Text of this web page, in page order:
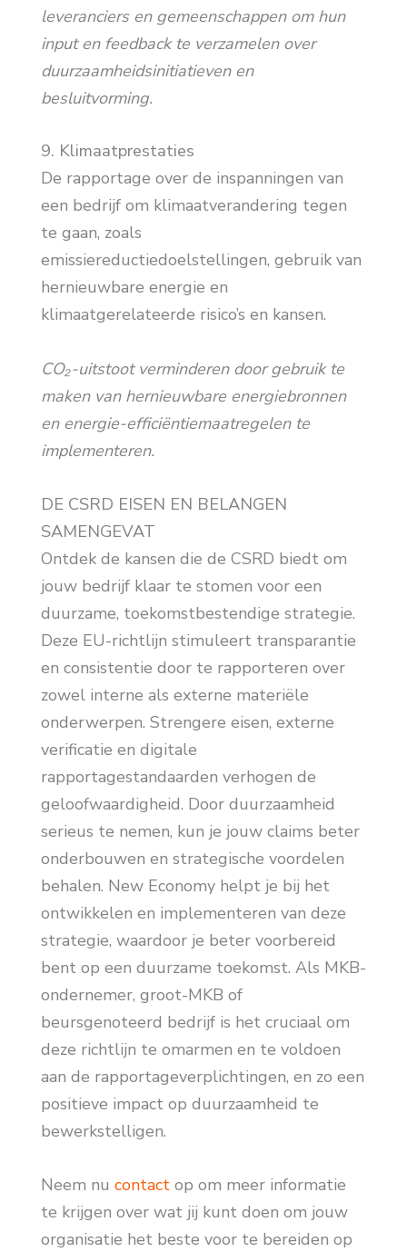
leveranciers en gemeenschappen om hun
input en feedback te verzamelen over
duurzaamheidsinitiatieven en
besluitvorming.
9. Klimaatprestaties
De rapportage over de inspanningen van
een bedrijf om klimaatverandering tegen
te gaan, zoals
emissiereductiedoelstellingen, gebruik van
hernieuwbare energie en
klimaatgerelateerde risico’s en kansen.
CO₂-uitstoot verminderen door gebruik te
maken van hernieuwbare energiebronnen
en energie-efficiëntiemaatregelen te
implementeren.
DE CSRD EISEN EN BELANGEN
SAMENGEVAT
Ontdek de kansen die de CSRD biedt om
jouw bedrijf klaar te stomen voor een
duurzame, toekomstbestendige strategie.
Deze EU-richtlijn stimuleert transparantie
en consistentie door te rapporteren over
zowel interne als externe materiële
onderwerpen. Strengere eisen, externe
verificatie en digitale
rapportagestandaarden verhogen de
geloofwaardigheid. Door duurzaamheid
serieus te nemen, kun je jouw claims beter
onderbouwen en strategische voordelen
behalen. New Economy helpt je bij het
ontwikkelen en implementeren van deze
strategie, waardoor je beter voorbereid
bent op een duurzame toekomst. Als MKB-
ondernemer, groot-MKB of
beursgenoteerd bedrijf is het cruciaal om
deze richtlijn te omarmen en te voldoen
aan de rapportageverplichtingen, en zo een
positieve impact op duurzaamheid te
bewerkstelligen.
Neem nu contact op om meer informatie
te krijgen over wat jij kunt doen om jouw
organisatie het beste voor te bereiden op